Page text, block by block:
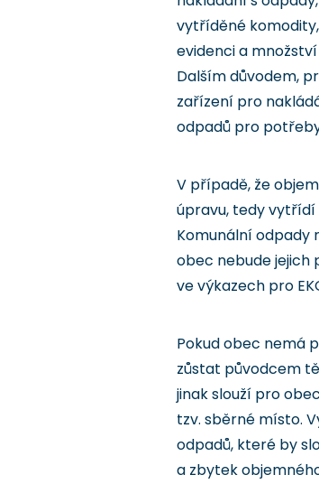
vytříděné komodity,
evidenci a
Dalším důvodem,
zařízení pro
odpadů pro
V případě, že
úpravu, tedy vytřídí
Komunální odpady
obec nebude jejich
ve výkazech pro
Pokud obec nemá
zůstat původcem
jinak slouží pro
tzv. sběrné místo.
odpadů, které by
a zbytek